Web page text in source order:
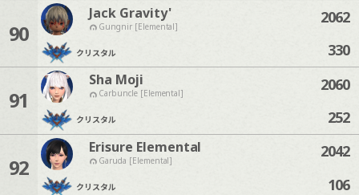
90
Jack Gravity'
Gungnir [Elemental]
クリスタル
2062
330
91
Sha Moji
Carbuncle [Elemental]
クリスタル
2060
252
92
Erisure Elemental
Garuda [Elemental]
クリスタル
2042
106